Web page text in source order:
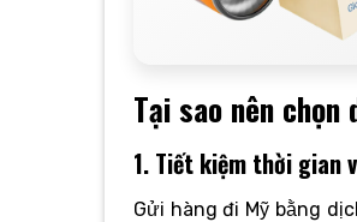
Tại sao nên
1. Tiết kiệm thời gian
Gửi hàng đi Mỹ bằng